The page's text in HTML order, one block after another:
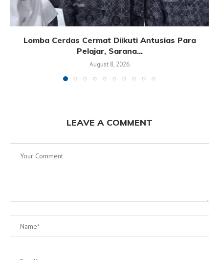
Lomba Cerdas Cermat Diikuti Antusias Para
Pelajar, Sarana...
August 8, 2026
LEAVE A COMMENT